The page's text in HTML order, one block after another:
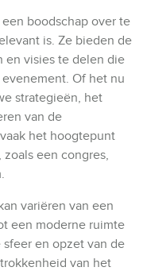
boodschap over te
is. Ze bieden de
en visies te delen die
Of het nu
strategieën, het
van de
het hoogtepunt
een congres,
variëren van een
een moderne ruimte
en opzet van de
van het